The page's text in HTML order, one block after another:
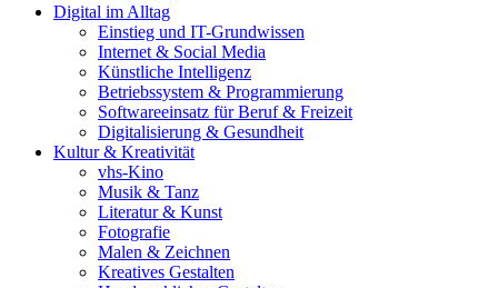
Digital im Alltag
Einstieg und IT-Grundwissen
Internet & Social Media
Künstliche Intelligenz
Betriebssystem & Programmierung
Softwareeinsatz für Beruf & Freizeit
Digitalisierung & Gesundheit
Kultur & Kreativität
vhs-Kino
Musik & Tanz
Literatur & Kunst
Fotografie
Malen & Zeichnen
Kreatives Gestalten